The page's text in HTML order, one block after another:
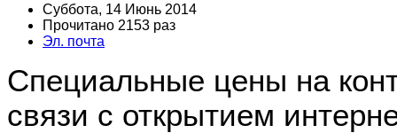
Суббота, 14 Июнь 2014
Прочитано 2153 раз
Эл. почта
Cпециальные цены на
связи с открытием